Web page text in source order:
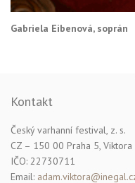
Gabriela Eibenová, soprán
Kontakt
Český varhanní festival, z. s.
CZ – 150 00 Praha 5,
IČO: 22730711
Email: